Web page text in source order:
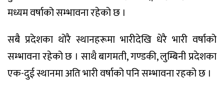
मध्यम वर्षाको सम्भावना रहेको छ ।
सबै प्रदेशका थोरै स्थानहरूमा भारीदेखि धेरै भारी वर्षाको
सम्भावना रहेको छ । साथै बागमती, गण्डकी, लुम्बिनी प्रदेशका
एक-दुई स्थानमा अति भारी वर्षाको पनि सम्भावना रहको छ ।